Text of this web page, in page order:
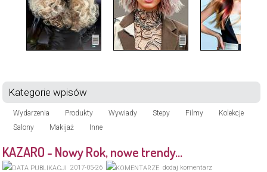
Kategorie wpisów
Wydarzenia Produkty Wywiady Stepy Filmy
Kolekcje
Salony
Makijaż Inne
KAZARO - Nowy Rok, nowe trendy…
2017-05-26 dodaj komentarz